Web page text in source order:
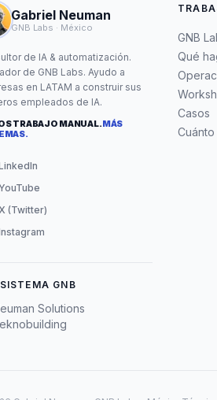
Gabriel Neuman
GNB Labs · México
de IA & automatización.
de GNB Labs. Ayudo a
en LATAM a construir sus
empleados de IA.
TRABAJO MANUAL.MÁS
X (Twitter)
GNB
Solutions
GNB
Qué
Casos